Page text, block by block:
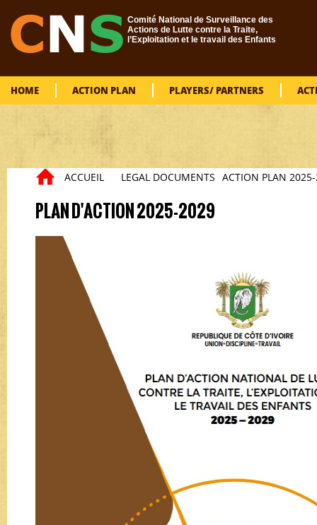
Comité National de Surveillance des
Actions de Lutte contre la Traite,
l’Exploitation et le travail des Enfants
HOME ACTION PLAN PLAYERS/ PARTNERS
You are here
ACCUEIL LEGAL DOCUMENTS ACTION PLAN
PLAN D'ACTION 2025-2029